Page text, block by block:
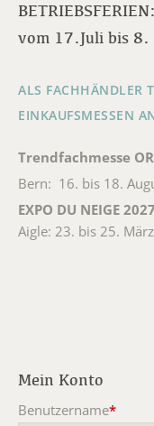
BETRIEBSFERIEN:
vom 17.Juli bis 8.
ALS FACHHÄNDLER
EINKAUFSMESSEN
Trendfachmesse
Bern: 16. bis 18.
EXPO DU NEIGE 2027
Aigle: 23. bis 25.
Mein Konto
Benutzername*